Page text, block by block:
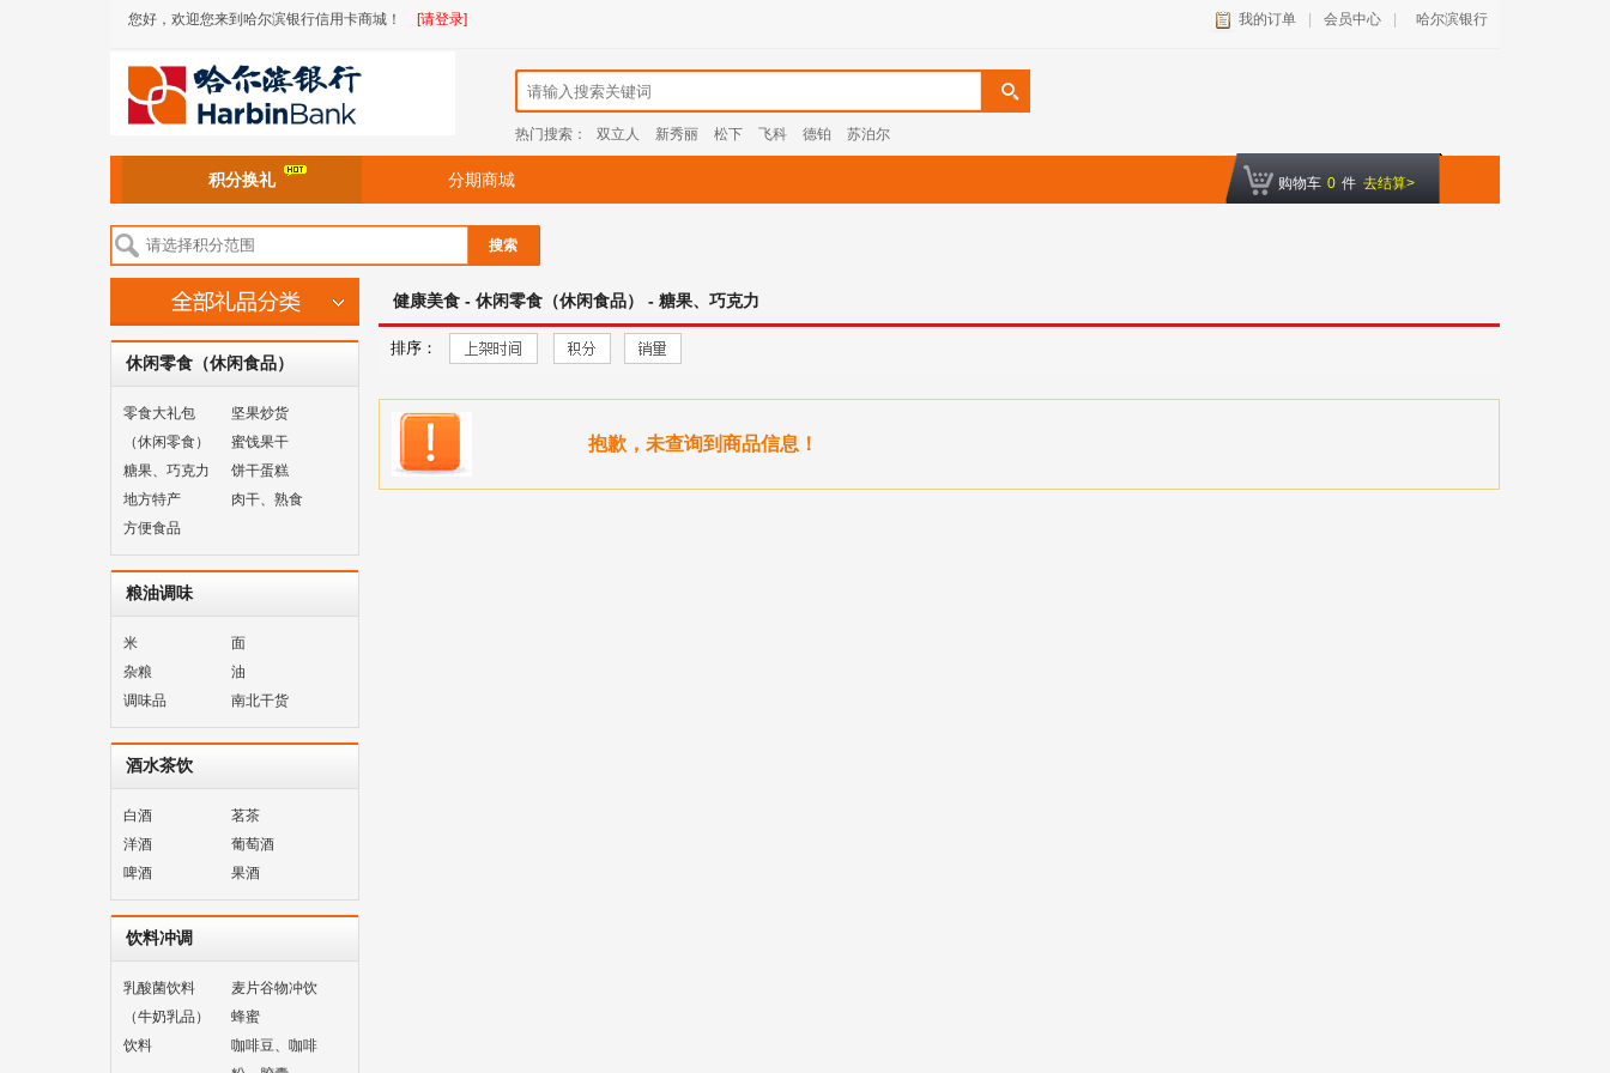
您好，欢迎您来到哈尔滨银行信用卡商城！ [请登录] 我的订单 会员中心 哈尔滨银行
热门搜索： 双立人 新秀丽 松下 飞科 德铂 苏泊尔
积分换礼 分期商城 购物车 0 件 去结算>
搜索
休闲零食（休闲食品）
零食大礼包
（休闲零食）
坚果炒货
蜜饯果干
糖果、巧克力
饼干蛋糕
地方特产
肉干、熟食
方便食品
粮油调味
米
面
杂粮
油
调味品
南北干货
酒水茶饮
白酒
茗茶
洋酒
葡萄酒
啤酒
果酒
饮料冲调
乳酸菌饮料
（牛奶乳品）
麦片谷物冲饮
蜂蜜
饮料
咖啡豆、咖啡
健康美食 - 休闲零食（休闲食品） - 糖果、巧克力
排序：
抱歉，未查询到商品信息！